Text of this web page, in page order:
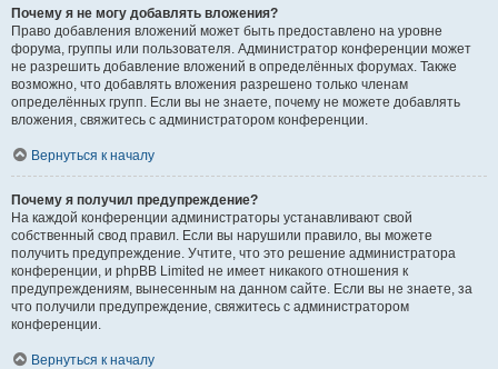
Почему я не могу добавлять вложения?
Право добавления вложений может быть предоставлено на уровне
форума, группы или пользователя. Администратор конференции может
не разрешить добавление вложений в определённых форумах. Также
возможно, что добавлять вложения разрешено только членам
определённых групп. Если вы не знаете, почему не можете добавлять
вложения, свяжитесь с администратором конференции.
Вернуться к началу
Почему я получил предупреждение?
На каждой конференции администраторы устанавливают свой
собственный свод правил. Если вы нарушили правило, вы можете
получить предупреждение. Учтите, что это решение администратора
конференции, и phpBB Limited не имеет никакого отношения к
предупреждениям, вынесенным на данном сайте. Если вы не знаете, за
что получили предупреждение, свяжитесь с администратором
конференции.
Вернуться к началу